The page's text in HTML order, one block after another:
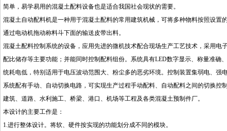
简单，易学易用的混凝土配料设备也是适合我国社会现状的需要。
混凝土自动配料机是一种用于混凝土配料的常用建筑机械，可将多种物料按照设
通过电动机拖动称料斗下面的输送皮带出料。
混凝土配料控制系统的设备，应用先进的微机技术配合现场生产工艺技术，采用
配比储存等主要功能；并能同时控制配料组份。系统具有LED数字显示、称量准
统耗电低，特别适用于电压波动范围大、粉尘多的恶劣环境。控制装置集弱电、强
系统配有手动、自动切换电路，可实现生产过程手动配料、自动配料之间的切换
建筑、道路、水利施工、桥梁、港口、机场等工程及各类混凝土预制件厂。
本设计的主要工作是：
1.进行整体设计。将软、硬件按实现的功能划分成不同的模块。